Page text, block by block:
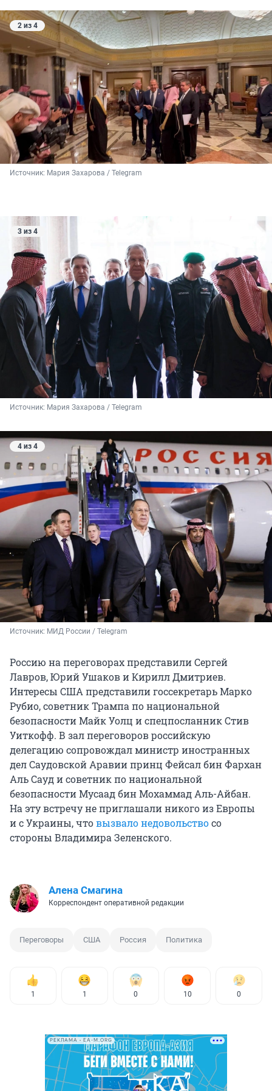
2 из 4
Источник: Мария Захарова / Telegram
3 из 4
Источник: Мария Захарова / Telegram
4 из 4
Источник: МИД России / Telegram
Россию на переговорах представили Сергей
Лавров, Юрий Ушаков и Кирилл Дмитриев.
Интересы США представили госсекретарь Марко
Рубио, советник Трампа по национальной
безопасности Майк Уолц и спецпосланник Стив
Уиткофф. В зал переговоров российскую
делегацию сопровождал министр иностранных
дел Саудовской Аравии принц Фейсал бин Фархан
Аль Сауд и советник по национальной
безопасности Мусаад бин Мохаммад Аль-Айбан.
На эту встречу не приглашали никого из Европы
и с Украины, чтовызвало недовольствосо
стороны Владимира Зеленского.
Алена Смагина
Корреспондент оперативной редакции
Переговоры США Россия Политика
1 1 0 10 0
РЕКЛАМА • EA-M.ORG